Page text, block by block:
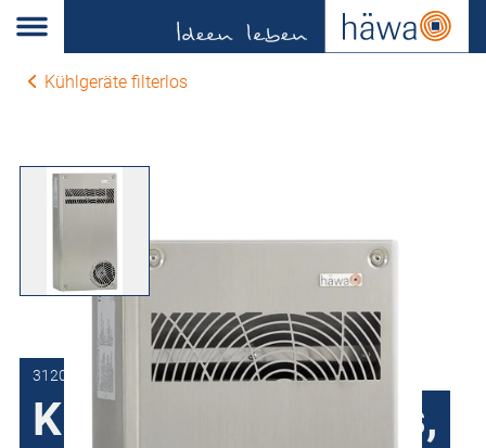
Kühlgeräte filterlos
3120-0400-23-02
Kühlgeräte filterlos,